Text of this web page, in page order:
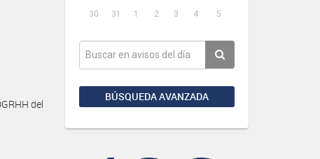
30
31 1 2 3 4 5
BÚSQUEDA AVANZADA
del